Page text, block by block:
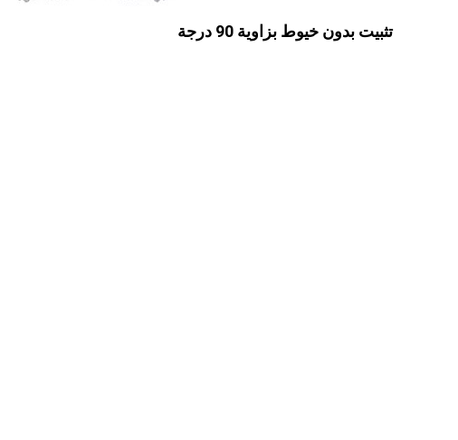
تثبيت بدون خيوط بزاوية 90 درجة